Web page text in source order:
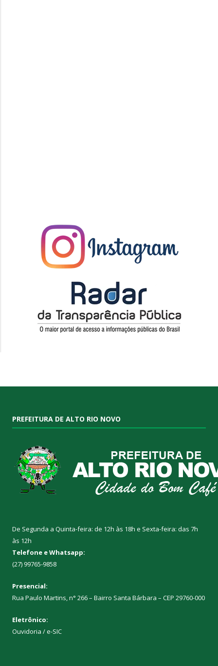
PREFEITURA DE ALTO RIO NOVO
De Segunda a Quinta-feira: de 12h às 18h e Sexta-feira: das 7h
às 12h
Telefone e Whatsapp:
(27) 99765-9858
Presencial:
Rua Paulo Martins, n° 266 – Bairro Santa Bárbara – CEP 29760-000
Eletrônico:
Ouvidoria /e-SIC